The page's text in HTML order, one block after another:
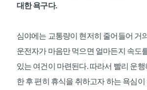
대한 욕구다.
심야에는 교통량이 현저히 줄어들어 거
운전자가 마음만 먹으면 얼마든지 속도
있는 여건이 마련된다. 따라서 빨리 운
한 후 편히 휴식을 취하고자 하는 욕심